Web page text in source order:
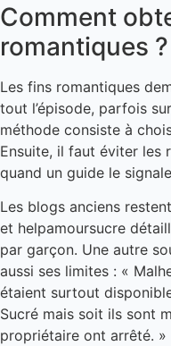
Comment
romantiques ?
Les fins romantiques
tout l’épisode, parfois
méthode consiste à
Ensuite, il faut éviter les
quand un guide le
Les blogs anciens
et helpamoursucre
par garçon. Une autre
aussi ses limites : «
étaient surtout
Sucré mais soit ils sont
propriétaire ont arrêté. »